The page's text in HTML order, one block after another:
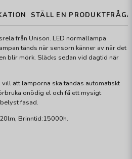
STÄLL EN
från Unison. LED normallampa
tänds när sensorn känner av när det
blir mörk. Släcks sedan vid dagtid när
att lamporna ska tändas automatiskt
onödig el och få ett mysigt
fasad.
Brinntid:15000h.